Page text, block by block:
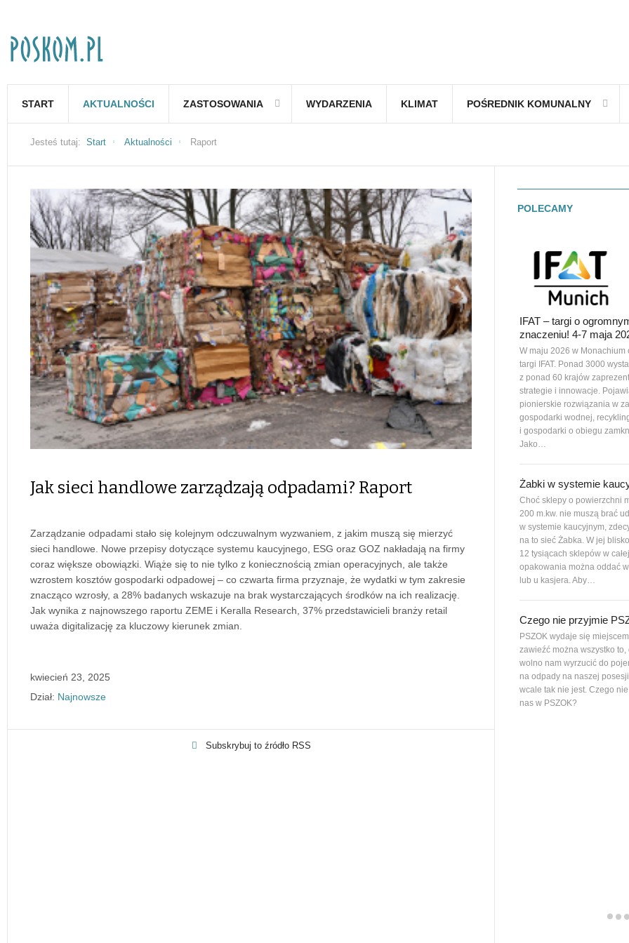
START AKTUALNOŚCI ZASTOSOWANIA WYDARZENIA KLIMAT POŚREDNIK KOMUNALNY
Jesteś tutaj: Start Aktualności Raport
Jak sieci handlowe zarządzają odpadami? Raport
Zarządzanie odpadami stało się kolejnym odczuwalnym wyzwaniem, z jakim muszą się mierzyć
sieci handlowe. Nowe przepisy dotyczące systemu kaucyjnego, ESG oraz GOZ nakładają na firmy
coraz większe obowiązki. Wiąże się to nie tylko z koniecznością zmian operacyjnych, ale także
wzrostem kosztów gospodarki odpadowej – co czwarta firma przyznaje, że wydatki w tym zakresie
znacząco wzrosły, a 28% badanych wskazuje na brak wystarczających środków na ich realizację.
Jak wynika z najnowszego raportu ZEME i Keralla Research, 37% przedstawicieli branży retail
uważa digitalizację za kluczowy kierunek zmian.
kwiecień 23, 2025
Dział: Najnowsze
Subskrybuj to źródło RSS
POLECAMY
IFAT – targi o
znaczeniu! 4-7 maja
W maju 2026 w Monachium
targi IFAT. Ponad 3000
z ponad 60 krajów
strategie i innowacje.
pionierskie rozwiązania w
gospodarki wodnej,
i gospodarki o obiegu
Jako…
Żabki w systemie
Choć sklepy o powierzchni
200 m.kw. nie muszą brać
w systemie kaucyjnym,
na to sieć Żabka. W jej blisko
12 tysiącach sklepów w
opakowania można oddać
lub u kasjera. Aby…
Czego nie przyjmie
PSZOK wydaje się
zawieźć można wszystko to,
wolno nam wyrzucić do
na odpady na naszej
wcale tak nie jest. Czego
nas w PSZOK?